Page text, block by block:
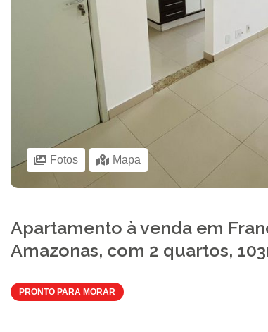
Fotos Mapa
Apartamento à venda em
Amazonas, com 2 quartos,
PRONTO PARA MORAR